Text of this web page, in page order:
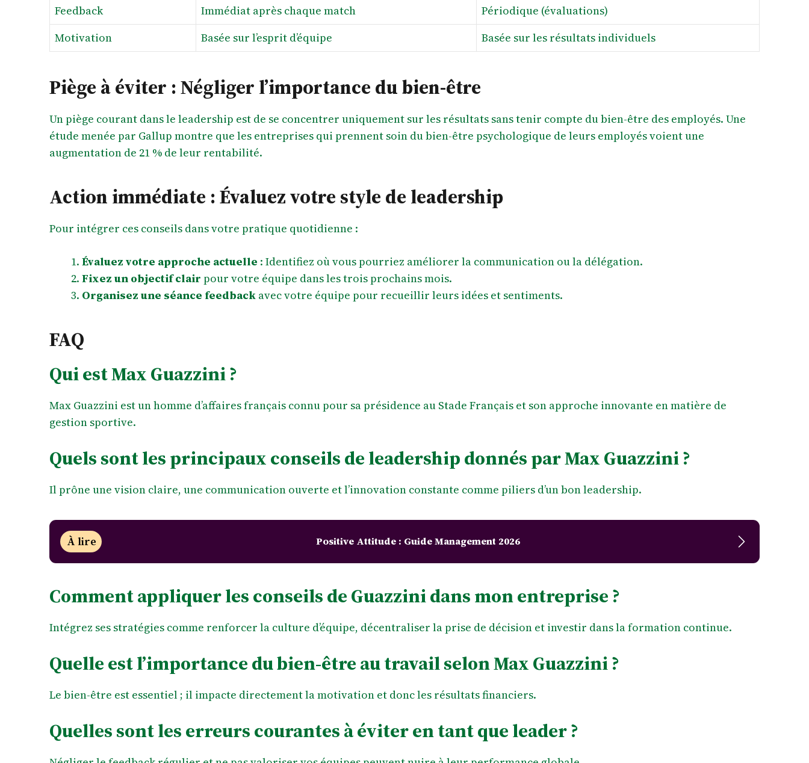
Feedback
Immédiat après chaque match
Périodique (évaluations)
Motivation
Basée sur l’esprit d’équipe Basée sur les résultats individuels
Piège à éviter : Négliger l’importance du bien-être
Un piège courant dans le leadership est de se concentrer uniquement sur les résultats sans tenir compte du bien-être des employés. Une
étude menée par Gallup montre que les entreprises qui prennent soin du bien-être psychologique de leurs employés voient une
augmentation de 21 % de leur rentabilité.
Action immédiate : Évaluez votre style de leadership
Pour intégrer ces conseils dans votre pratique quotidienne :
Évaluez votre approche actuelle : Identifiez où vous pourriez améliorer la communication ou la délégation.
Fixez un objectif clair pour votre équipe dans les trois prochains mois.
Organisez une séance feedback avec votre équipe pour recueillir leurs idées et sentiments.
FAQ
Qui est Max Guazzini ?
Max Guazzini est un homme d’affaires français connu pour sa présidence au Stade Français et son approche innovante en matière de
gestion sportive.
Quels sont les principaux conseils de leadership donnés par Max Guazzini ?
Il prône une vision claire, une communication ouverte et l’innovation constante comme piliers d’un bon leadership.
À lire Positive Attitude : Guide Management 2026
Comment appliquer les conseils de Guazzini dans mon entreprise ?
Intégrez ses stratégies comme renforcer la culture d’équipe, décentraliser la prise de décision et investir dans la formation continue.
Quelle est l’importance du bien-être au travail selon Max Guazzini ?
Le bien-être est essentiel ; il impacte directement la motivation et donc les résultats financiers.
Quelles sont les erreurs courantes à éviter en tant que leader ?